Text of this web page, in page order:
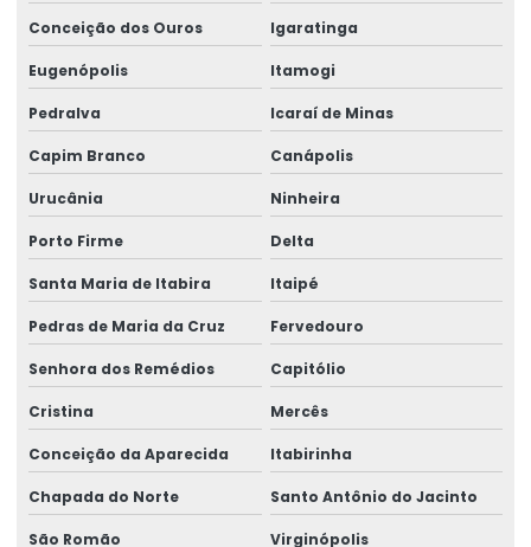
Conceição dos Ouros Igaratinga
Eugenópolis Itamogi
Pedralva Icaraí de Minas
Capim Branco Canápolis
Urucânia Ninheira
Porto Firme Delta
Santa Maria de Itabira Itaipé
Pedras de Maria da Cruz Fervedouro
Senhora dos Remédios Capitólio
Cristina Mercês
Conceição da Aparecida Itabirinha
Chapada do Norte Santo Antônio do Jacinto
São Romão Virginópolis